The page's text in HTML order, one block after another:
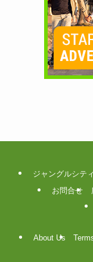
ジャングルシテ
お問合せ
About Us